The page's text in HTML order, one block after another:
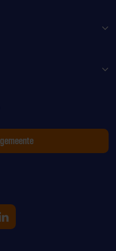
op Instagram
Sporten op Youtube
Uniek Sporten op